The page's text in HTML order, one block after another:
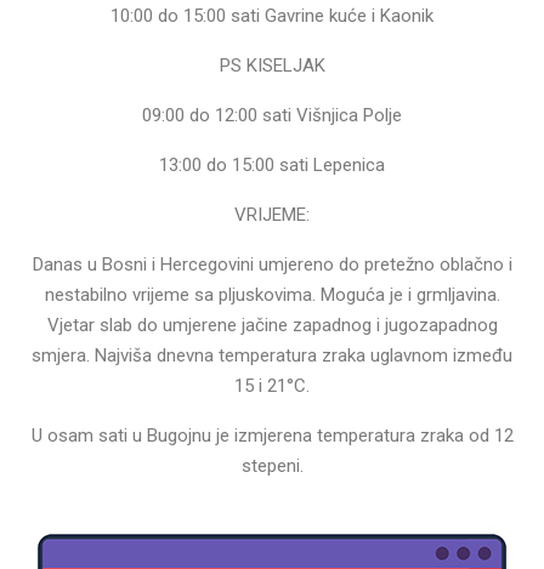
10:00 do 15:00 sati Gavrine kuće i Kaonik
PS KISELJAK
09:00 do 12:00 sati Višnjica Polje
13:00 do 15:00 sati Lepenica
VRIJEME:
Danas u Bosni i Hercegovini umjereno do pretežno oblačno i
nestabilno vrijeme sa pljuskovima. Moguća je i grmljavina.
Vjetar slab do umjerene jačine zapadnog i jugozapadnog
smjera. Najviša dnevna temperatura zraka uglavnom između
15 i 21°C.
U osam sati u Bugojnu je izmjerena temperatura zraka od 12
stepeni.